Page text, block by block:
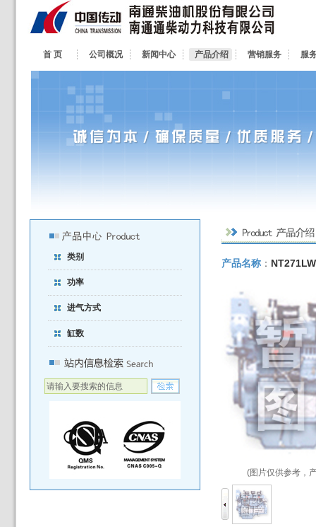
首 页 公司概况 新闻中心 产品介绍 营销服务 服
类别
功率
进气方式
缸数
产品名称 ：
(图片仅供参考，